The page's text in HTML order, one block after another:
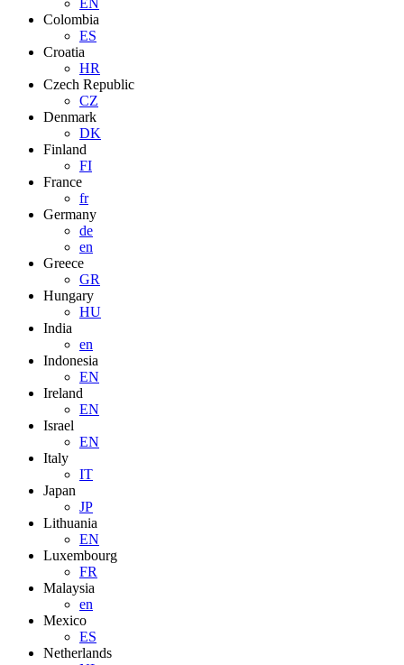
EN
Colombia
ES
Croatia
HR
Czech Republic
CZ
Denmark
DK
Finland
FI
France
fr
Germany
de
en
Greece
GR
Hungary
HU
India
en
Indonesia
EN
Ireland
EN
Israel
EN
Italy
IT
Japan
JP
Lithuania
EN
Luxembourg
FR
Malaysia
en
Mexico
ES
Netherlands